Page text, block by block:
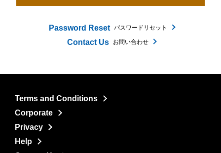
Password Reset パスワードリセット
Contact Us お問い合わせ
Terms and Conditions
Corporate
Privacy
Help